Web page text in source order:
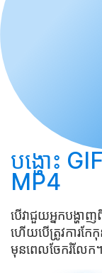
បង្ហោះ
MP4
បើវាជួយអ្នកបង្ហា
ហើយបើត្រូវការកែ
មុនពេល​ចែករំលែក។